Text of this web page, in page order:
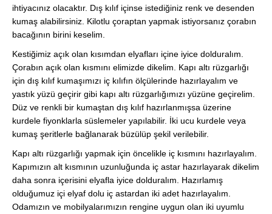
ihtiyacınız olacaktır. Dış kılıf içinse istediğiniz renk ve desenden
kumaş alabilirsiniz. Kilotlu çoraptan yapmak istiyorsanız çorabın
bacağının birini keselim.
Kestiğimiz açık olan kısımdan elyafları içine iyice dolduralım.
Çorabın açık olan kısmını elimizde dikelim. Kapı altı rüzgarlığı
için dış kılıf kumaşımızı iç kılıfın ölçülerinde hazırlayalım ve
yastık yüzü geçirir gibi kapı altı rüzgarlığımızı yüzüne geçirelim.
Düz ve renkli bir kumaştan dış kılıf hazırlanmışsa üzerine
kurdele fiyonklarla süslemeler yapılabilir. İki ucu kurdele veya
kumaş şeritlerle bağlanarak büzülüp şekil verilebilir.
Kapı altı rüzgarlığı yapmak için öncelikle iç kısmını hazırlayalım.
Kapımızın alt kısmının uzunluğunda iç astar hazırlayarak dikelim
daha sonra içerisini elyafla iyice dolduralım. Hazırlamış
olduğumuz içi elyaf dolu iç astardan iki adet hazırlayalım.
Odamızın ve mobilyalarımızın rengine uygun olan iki uyumlu